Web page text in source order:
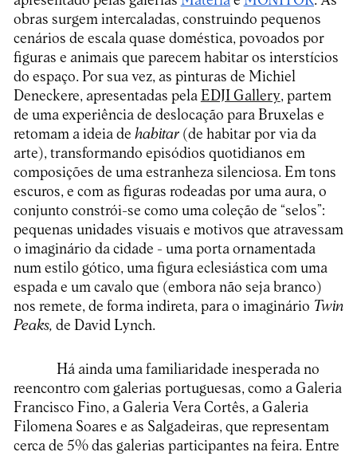
obras surgem intercaladas, construindo pequenos
cenários de escala quase doméstica, povoados por
figuras e animais que parecem habitar os interstícios
do espaço. Por sua vez, as pinturas de Michiel
Deneckere, apresentadas pela EDJI Gallery, partem
de uma experiência de deslocação para Bruxelas e
retomam a ideia de habitar(de habitar por via da
arte), transformando episódios quotidianos em
composições de uma estranheza silenciosa. Em tons
escuros, e com as figuras rodeadas por uma aura, o
conjunto constrói-se como uma coleção de “selos”:
pequenas unidades visuais e motivos que atravessam
o imaginário da cidade - uma porta ornamentada
num estilo gótico, uma figura eclesiástica com uma
espada e um cavalo que (embora não seja branco)
nos remete, de forma indireta, para o imaginário Twin
Peaks, de David Lynch.
Há ainda uma familiaridade inesperada no
reencontro com galerias portuguesas, como a Galeria
Francisco Fino, a Galeria Vera Cortês, a Galeria
Filomena Soares e as Salgadeiras, que representam
cerca de 5% das galerias participantes na feira. Entre